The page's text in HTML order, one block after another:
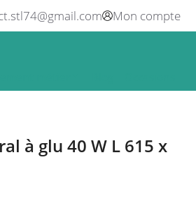
Mon compte
à glu 40 W L 615 x